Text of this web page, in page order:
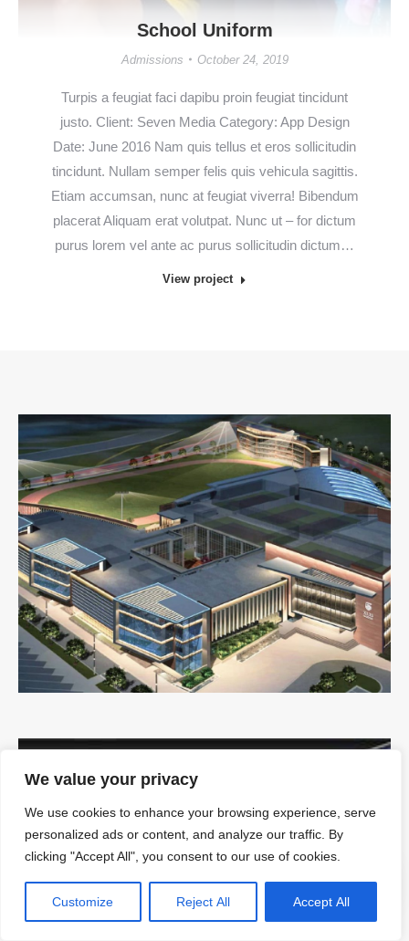
We value your privacy
We use cookies to enhance your browsing experience, serve
personalized ads or content, and analyze our traffic. By
clicking "Accept All", you consent to our use of cookies.
Customize Reject All Accept All
School Uniform
Admissions October 24, 2019
Turpis a feugiat faci dapibu proin feugiat tincidunt
justo. Client: Seven Media Category: App Design
Date: June 2016 Nam quis tellus et eros sollicitudin
tincidunt. Nullam semper felis quis vehicula sagittis.
Etiam accumsan, nunc at feugiat viverra! Bibendum
placerat Aliquam erat volutpat. Nunc ut – for dictum
purus lorem vel ante ac purus sollicitudin dictum…
View project